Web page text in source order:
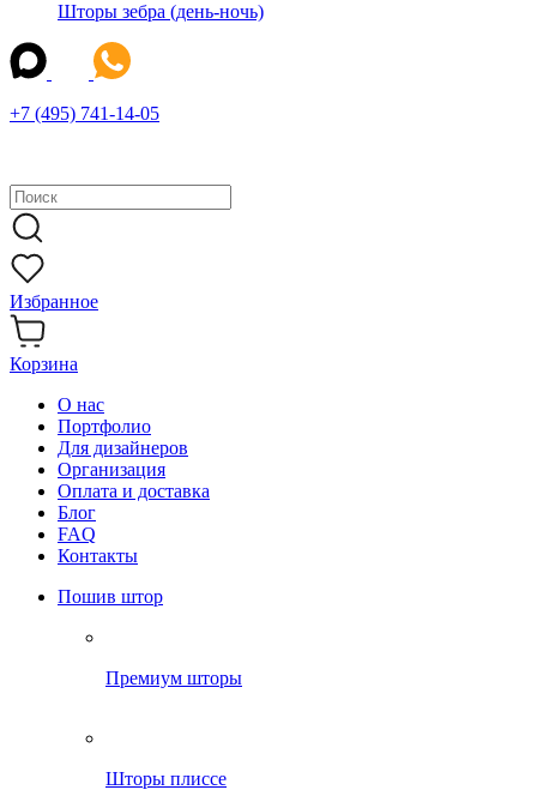
Шторы зебра (день-ночь)
+7 (495) 741-14-05
Избранное
Корзина
О нас
Портфолио
Для дизайнеров
Организация
Оплата и доставка
Блог
FAQ
Контакты
Пошив штор
Премиум шторы
Шторы плиссе